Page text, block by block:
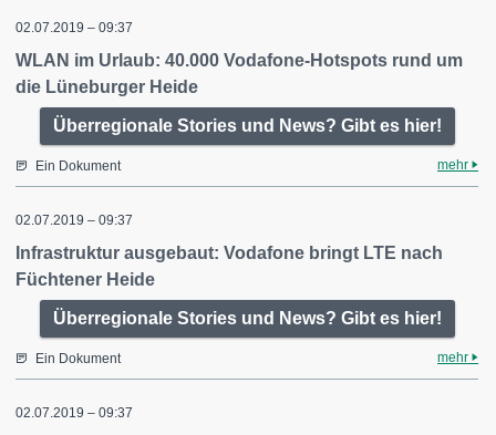
02.07.2019 – 09:37
WLAN im Urlaub: 40.000 Vodafone-Hotspots rund um
die Lüneburger Heide
Überregionale Stories und News? Gibt es hier!
Ein Dokument mehr
02.07.2019 – 09:37
Infrastruktur ausgebaut: Vodafone bringt LTE nach
Füchtener Heide
Überregionale Stories und News? Gibt es hier!
Ein Dokument mehr
02.07.2019 – 09:37